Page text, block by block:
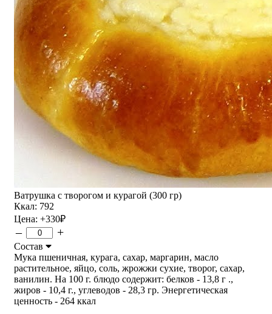
Ватрушка с творогом и курагой (300 гр)
Ккал: 792
Цена: +330₽
– +
Состав
Мука пшеничная, курага, сахар, маргарин, масло
растительное, яйцо, соль, жрожжи сухие, творог, сахар,
ванилин. На 100 г. блюдо содержит: белков - 13,8 г .,
жиров - 10,4 г., углеводов - 28,3 гр. Энергетическая
ценность - 264 ккал